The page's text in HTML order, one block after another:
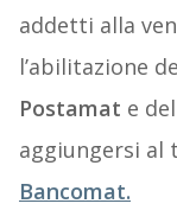
addetti alla
l’abilitazione
Postamat e
aggiungersi al
Bancomat.